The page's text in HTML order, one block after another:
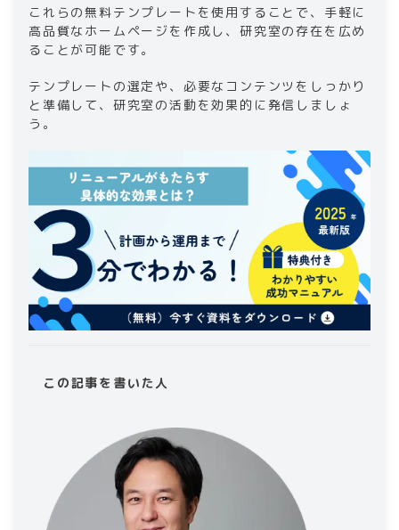
これらの無料テンプレートを使用することで、手軽に
高品質なホームページを作成し、研究室の存在を広め
ることが可能です。
テンプレートの選定や、必要なコンテンツをしっかり
と準備して、研究室の活動を効果的に発信しましょ
う。
この記事を書いた人